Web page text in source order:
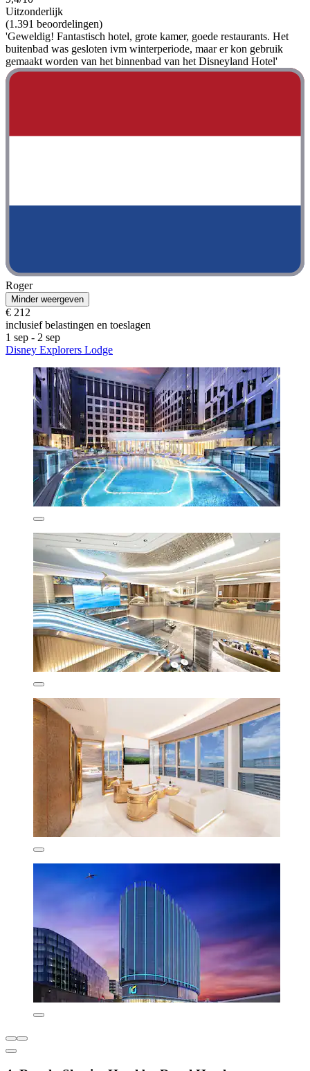
Uitzonderlijk
(1.391 beoordelingen)
'Geweldig! Fantastisch hotel, grote kamer, goede restaurants. Het
buitenbad was gesloten ivm winterperiode, maar er kon gebruik
gemaakt worden van het binnenbad van het Disneyland Hotel'
Roger
Minder weergeven
€ 212
inclusief belastingen en toeslagen
1 sep - 2 sep
Disney Explorers Lodge